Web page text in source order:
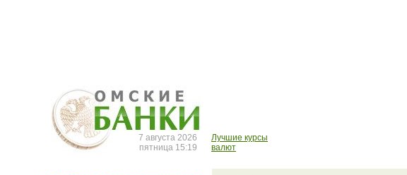
7 августа 2026
пятница 15:19
Лучшие курсы
валют